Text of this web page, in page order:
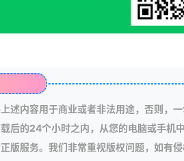
述内容用于商业或者非法用途，否则，
后的24个小时之内，从您的电脑或手机
版服务。我们非常重视版权问题，如有